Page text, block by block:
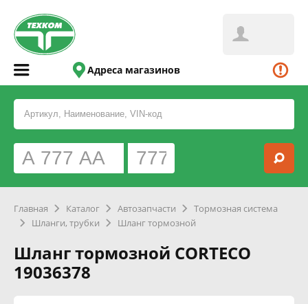
Адреса магазинов
Главная Каталог Автозапчасти
Тормозная система
Шланги, трубки
Шланг тормозной
Шланг тормозной CORTECO
19036378